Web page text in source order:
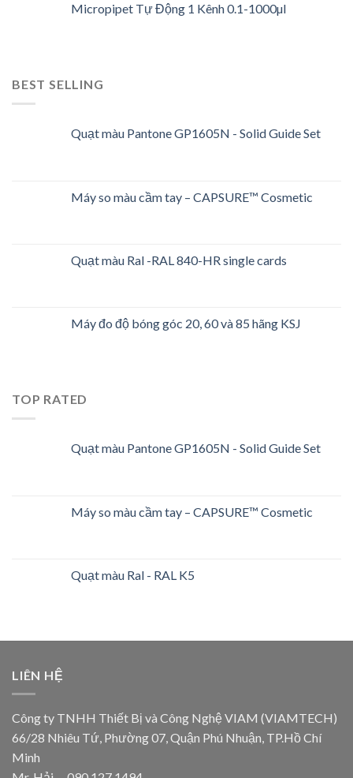
Micropipet Tự Động 1 Kênh 0.1-1000µl
BEST SELLING
Quạt màu Pantone GP1605N - Solid Guide Set
Máy so màu cầm tay – CAPSURE™ Cosmetic
Quạt màu Ral -RAL 840-HR single cards
Máy đo độ bóng góc 20, 60 và 85 hãng KSJ
TOP RATED
Quạt màu Pantone GP1605N - Solid Guide Set
Máy so màu cầm tay – CAPSURE™ Cosmetic
Quạt màu Ral - RAL K5
LIÊN HỆ
Công ty TNHH Thiết Bị và Công Nghệ VIAM (VIAMTECH)
66/28 Nhiêu Tứ, Phường 07, Quận Phú Nhuận, TP.Hồ Chí
Minh